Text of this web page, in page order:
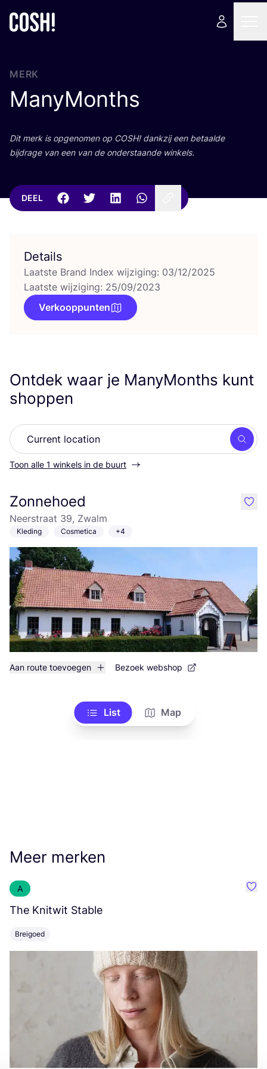
MERK
ManyMonths
Dit merk is opge­no­men op COSH! dank­zij een betaal­de
bij­dra­ge van een van de onder­staan­de winkels.
DEEL
Details
Laatste Brand Index wijziging: 03/12/2025
Laatste wijziging: 25/09/2023
Verkooppunten
Ontdek waar je ManyMonths kunt
shoppen
Zoek
Toon alle 1 winkels in de buurt
Zonnehoed
Neerstraat 39, Zwalm
Kleding Cosmetica +4
Aan route toevoegen Bezoek webshop
like
List Map
Meer merken
A
The Knitwit Stable
Breigoed